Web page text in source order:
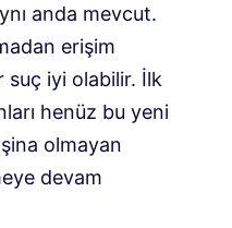
anda mevcut.
erişim
suç iyi olabilir. İlk
henüz bu yeni
olmayan
devam